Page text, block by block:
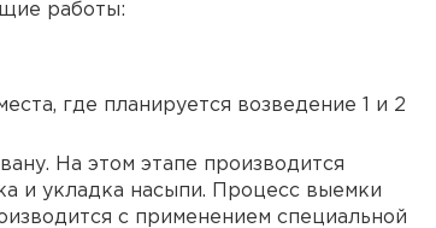
работы:
где планируется возведение 1 и 2
На этом этапе производится
и укладка насыпи. Процесс выемки
с применением специальной